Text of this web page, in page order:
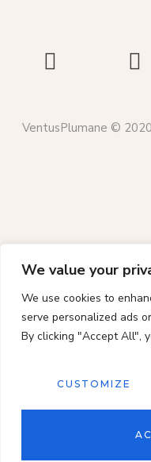
We value your
We use cookies to
serve personalized ads
By clicking "Accept All",
CUSTOMIZE
VentusPlumane ©